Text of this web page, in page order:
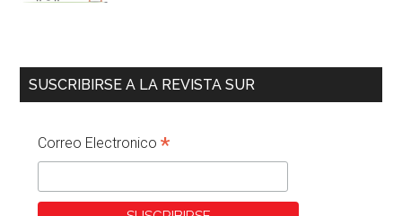
SUSCRIBIRSE A LA REVISTA SUR
Correo Electronico*